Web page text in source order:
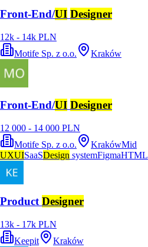
Front-End/UI Designer
12k - 14k PLN
Motife Sp. z o.o.
Kraków
Front-End/UI Designer
12 000 - 14 000 PLN
Motife Sp. z o.o.
KrakówMid
UXUISaaSDesign systemFigmaHTML
ProductDesigner
13k - 17k PLN
Keepit
Kraków